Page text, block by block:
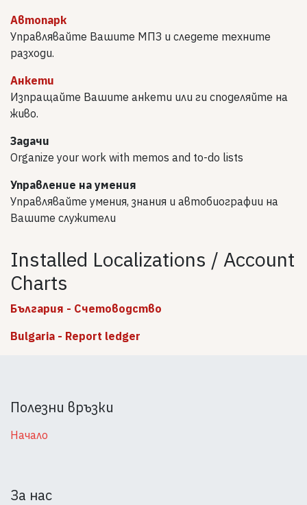
Автопарк
Управлявайте Вашите МПЗ и следете техните
разходи.
Анкети
Изпращайте Вашите анкети или ги споделяйте на
живо.
Задачи
Organize your work with memos and to-do lists
Управление на умения
Управлявайте умения, знания и автобиографии на
Вашите служители
Installed Localizations / Account
Charts
България - Счетоводство
Bulgaria - Report ledger
Полезни връзки
Начало
За нас